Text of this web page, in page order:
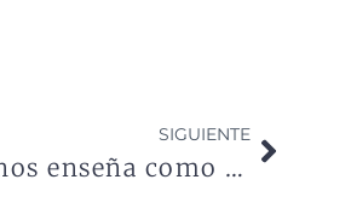
SIGUIENTE
La madre tierra nos enseña como emerge la vida